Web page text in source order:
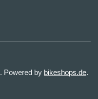
. Powered by bikeshops.de.